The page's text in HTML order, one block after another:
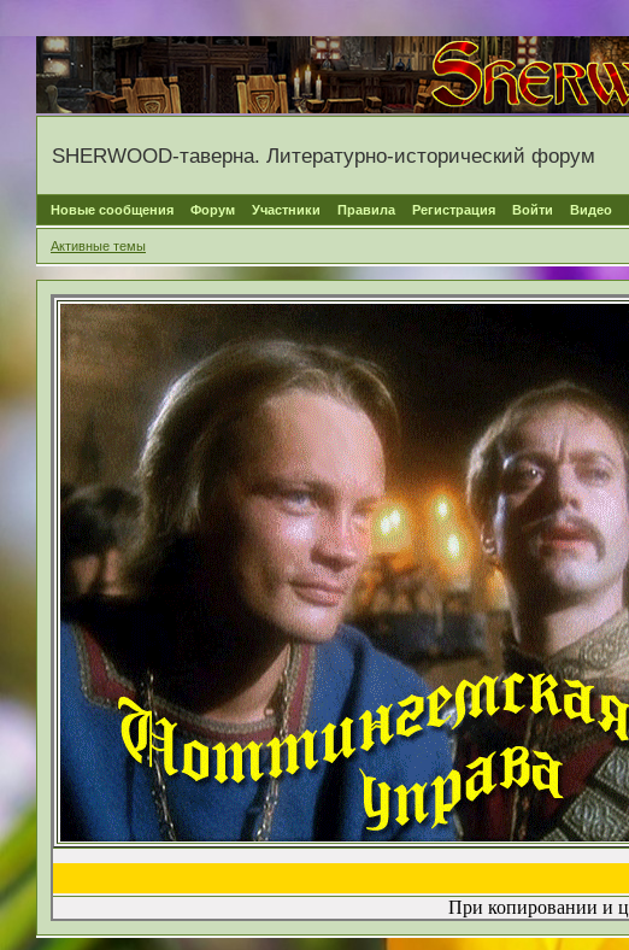
SHERWOOD-таверна. Литературно-исторический форум
Новые сообщения Форум Участники Правила Регистрация Войти Видео
Активные темы
При копировании и